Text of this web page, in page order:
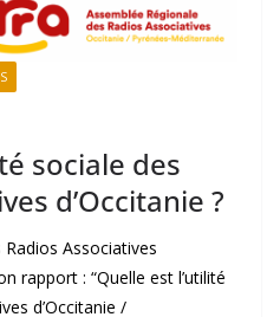
sociale des
d’Occitanie ?
Radios Associatives
rapport : “Quelle est l’utilité
d’Occitanie /